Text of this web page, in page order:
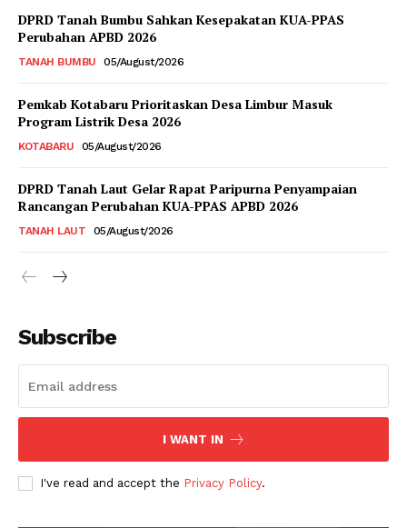
DPRD Tanah Bumbu Sahkan Kesepakatan KUA-PPAS
Perubahan APBD 2026
TANAH BUMBU 05/August/2026
Pemkab Kotabaru Prioritaskan Desa Limbur Masuk
Program Listrik Desa 2026
KOTABARU 05/August/2026
DPRD Tanah Laut Gelar Rapat Paripurna Penyampaian
Rancangan Perubahan KUA-PPAS APBD 2026
TANAH LAUT 05/August/2026
Subscribe
I WANT IN
I've read and accept the Privacy Policy.